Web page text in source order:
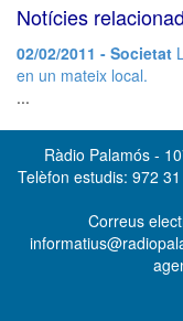
Notícies
02/02/2011 - Societat
en un mateix local.
...
Ràdio Palamós -
Telèfon estudis: 972
Correus